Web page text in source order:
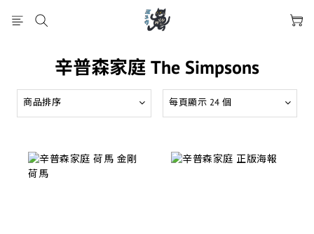
辛普森家庭 The Simpsons
商品排序 每頁顯示 24 個